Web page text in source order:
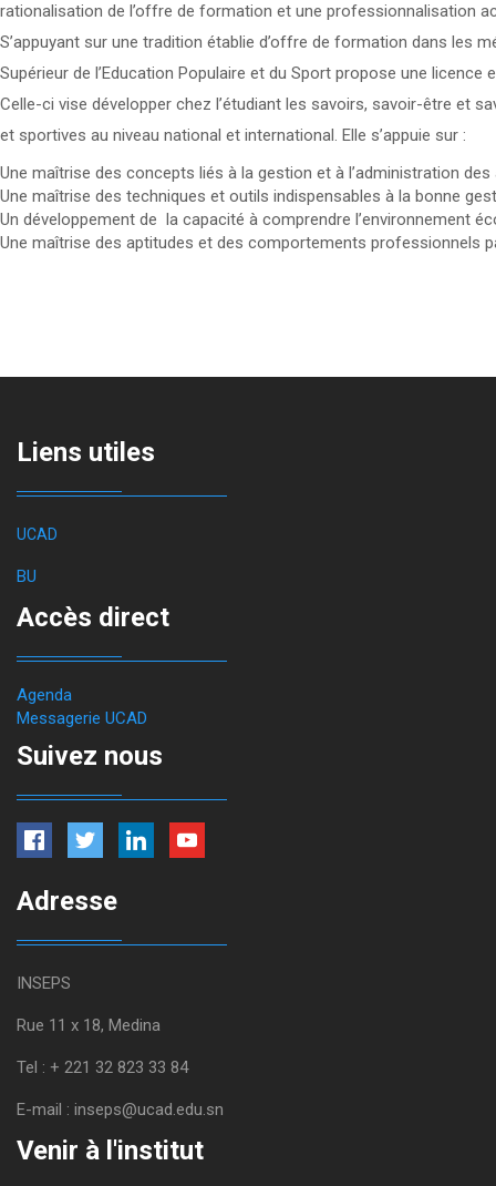
rationalisation de l’offre de formation et une professionnalisation
S’appuyant sur une tradition établie d’offre de formation dans les
Supérieur de l’Education Populaire et du Sport propose une
Celle-ci vise développer chez l’étudiant les savoirs, savoir-être et
et sportives au niveau national et international. Elle s’appuie sur :
Une maîtrise des concepts liés à la gestion et à l’administration
Une maîtrise des techniques et outils indispensables à la bonne
Un développement de la capacité à comprendre l’environnement
Une maîtrise des aptitudes et des comportements professionnels
Liens utiles
UCAD
BU
Accès direct
Agenda
Messagerie UCAD
Suivez nous
Adresse
INSEPS
Rue 11 x 18, Medina
Tel : + 221 32 823 33 84
E-mail : inseps@ucad.edu.sn
Venir à l'institut